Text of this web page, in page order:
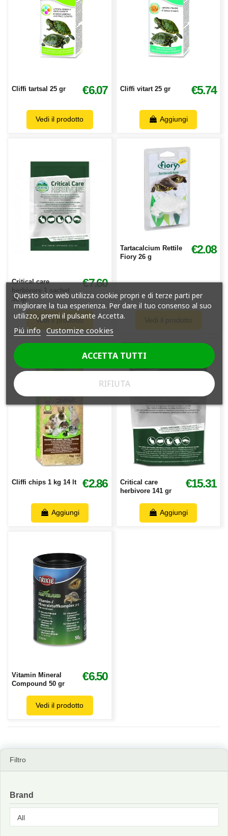
Cliffi tartsal 25 gr €6.07
Vedi il prodotto
Cliffi vitart 25 gr €5.74
Aggiungi
Critical care
36 gr
€7.60
Vedi il prodotto
Tartacalcium Rettile
Fiory 26 g
€2.08
Vedi il prodotto
Cliffi chips 1 kg 14 lt €2.86
Aggiungi
-12%
Critical care
herbivore 141 gr
€15.31
Aggiungi
Vitamin Mineral
Compound 50 gr
€6.50
Vedi il prodotto
Filtro
Brand
Questo sito web utilizza cookie propri e di terze parti per
migliorare la tua esperienza. Per dare il tuo consenso al suo
utilizzo, premi il pulsante Accetta.
Piú info Customize cookies
RIFIUTA
ACCETTA TUTTI